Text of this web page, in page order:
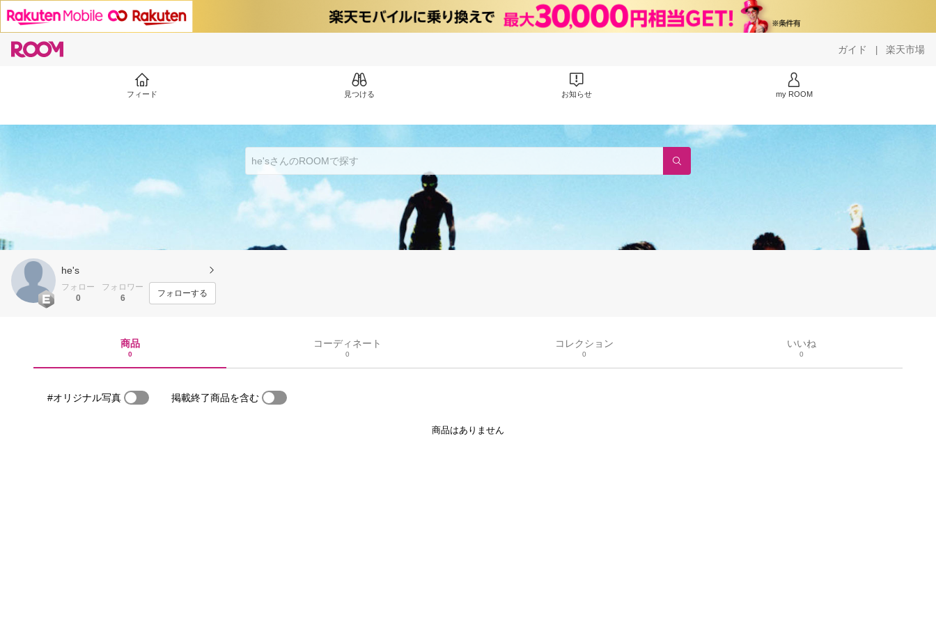
ガイド | 楽天市場
フィード 見つける お知らせ my ROOM
he's
フォロー
0
フォロワー
6
フォローする
商品
0
コーディネート
0
コレクション
0
いいね
0
#オリジナル写真 掲載終了商品を含む
商品はありません